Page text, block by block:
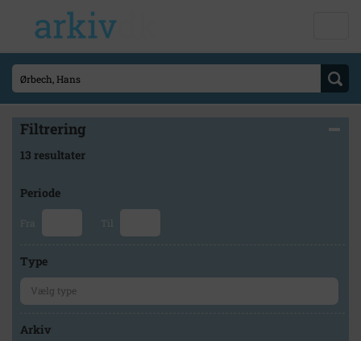
Filtrering
13 resultater
Periode
Fra Til
Type
Arkiv